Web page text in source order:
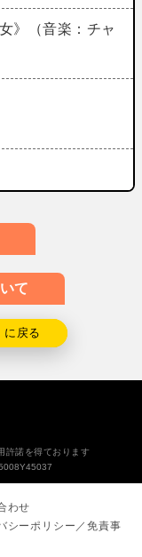
》（音楽：チャ
て
に戻る
許諾を得ております
わせ
シーポリシー／免責事